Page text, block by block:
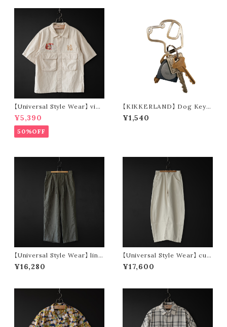
【Universal Style Wear】 viet
-fatigue s/s shirt (off whit
e)
¥5,390
50%OFF
【KIKKERLAND】 Dog Keyc
hain
¥1,540
【Universal Style Wear】 line
n easy tuck pants (olive)
¥16,280
【Universal Style Wear】 cur
ve painter pants (off white)
¥17,600